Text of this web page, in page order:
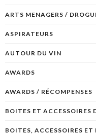
ARTS MENAGERS /
ASPIRATEURS
AUTOUR DU VIN
AWARDS
AWARDS / RÉCOMPENSES
BOITES ET ACCESSOIRES
BOITES, ACCESSOIRES